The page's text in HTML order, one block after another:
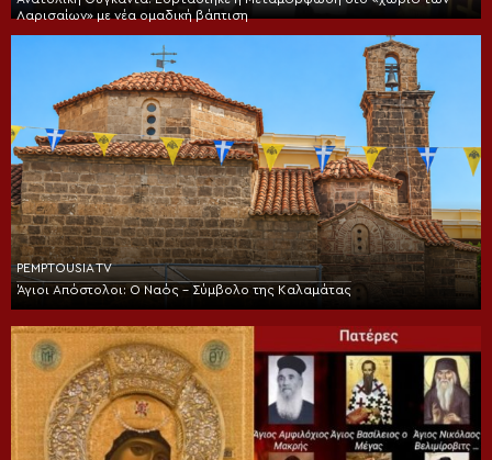
Λαρισαίων» με νέα ομαδική βάπτιση
PEMPTOUSIA TV
Άγιοι Απόστολοι: Ο Ναός – Σύμβολο της Καλαμάτας